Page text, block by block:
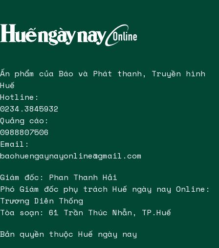
Ấn phẩm của Báo và Phát thanh, Truyền hình
Huế
Hotline:
0234.3845932
Quảng cáo:
0988807506
Email:
baohuengaynayonline@gmail.com
Giám đốc: Phan Thanh Hải
Phó Giám đốc phụ trách Huế ngày nay Online:
Trương Diên Thống
Tòa soạn: 61 Trần Thúc Nhẫn, TP.Huế
Bản quyền thuộc Huế ngày nay